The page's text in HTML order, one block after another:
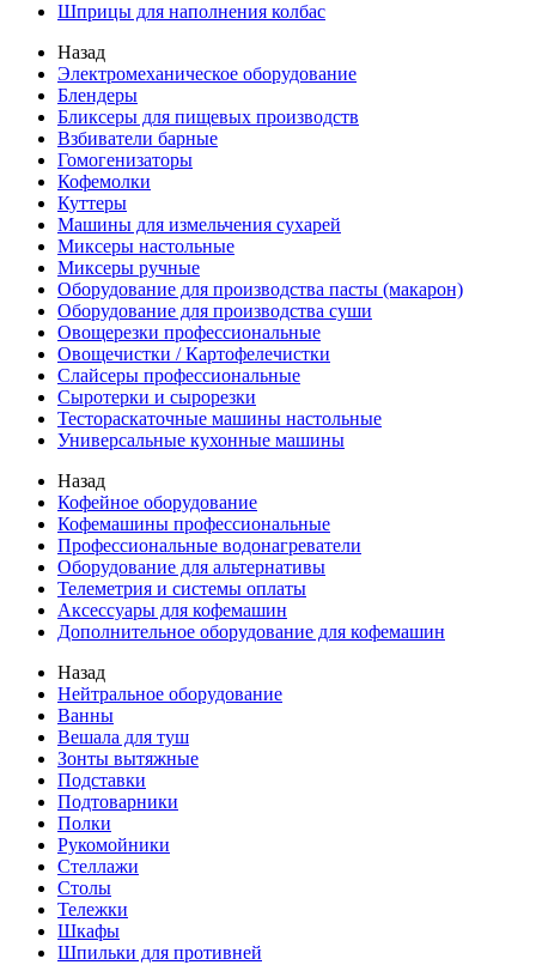
Шприцы для наполнения колбас
Назад
Электромеханическое оборудование
Блендеры
Бликсеры для пищевых производств
Взбиватели барные
Гомогенизаторы
Кофемолки
Куттеры
Машины для измельчения сухарей
Миксеры настольные
Миксеры ручные
Оборудование для производства пасты (макарон)
Оборудование для производства суши
Овощерезки профессиональные
Овощечистки / Картофелечистки
Слайсеры профессиональные
Сыротерки и сырорезки
Тестораскаточные машины настольные
Универсальные кухонные машины
Назад
Кофейное оборудование
Кофемашины профессиональные
Профессиональные водонагреватели
Оборудование для альтернативы
Телеметрия и системы оплаты
Аксессуары для кофемашин
Дополнительное оборудование для кофемашин
Назад
Нейтральное оборудование
Ванны
Вешала для туш
Зонты вытяжные
Подставки
Подтоварники
Полки
Рукомойники
Стеллажи
Столы
Тележки
Шкафы
Шпильки для противней